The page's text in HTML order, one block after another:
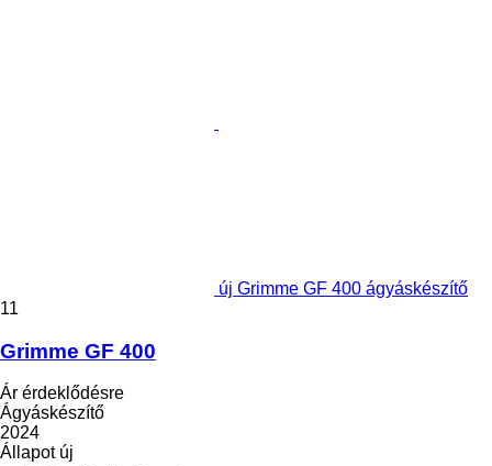
új Grimme GF 400 ágyáskészítő
11
Grimme GF 400
Ár érdeklődésre
Ágyáskészítő
2024
Állapotúj